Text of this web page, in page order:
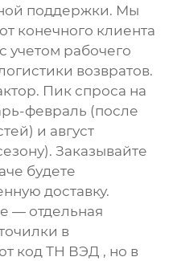
поддержки. Мы
конечного клиента
учетом рабочего
возвратов.
Пик спроса на
февраль (после
и август
Заказывайте
будете
доставку.
— отдельная
в
код ТН ВЭД , но в